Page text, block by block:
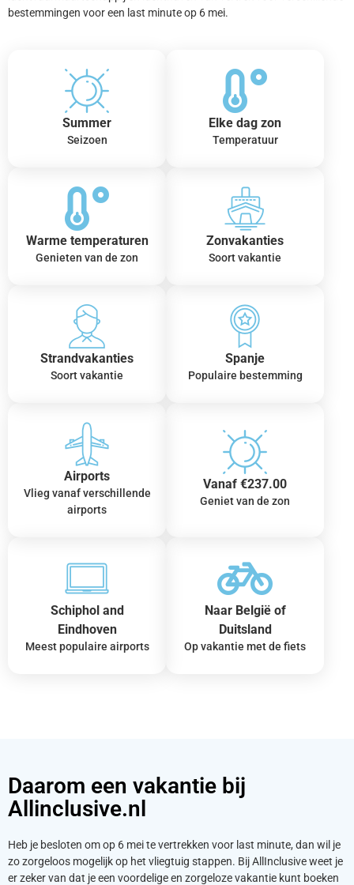
bestemmingen voor een last minute op 6 mei.
Summer
Seizoen
Elke dag zon
Temperatuur
Warme temperaturen
Genieten van de zon
Zonvakanties
Soort vakantie
Strandvakanties
Soort vakantie
Spanje
Populaire bestemming
Airports
Vlieg vanaf verschillende
airports
Vanaf €237.00
Geniet van de zon
Schiphol and
Eindhoven
Meest populaire airports
Naar België of
Duitsland
Op vakantie met de fiets
Daarom een vakantie bij
Allinclusive.nl
Heb je besloten om op 6 mei te vertrekken voor last minute, dan wil je
zo zorgeloos mogelijk op het vliegtuig stappen. Bij AllInclusive weet je
er zeker van dat je een voordelige en zorgeloze vakantie kunt boeken